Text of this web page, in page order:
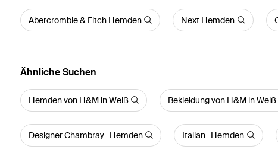
Abercrombie & Fitch Hemden Next Hemden
Ähnliche Suchen
Hemden von H&M in Weiß Bekleidung von H&M in Weiß
Designer Chambray- Hemden Italian- Hemden